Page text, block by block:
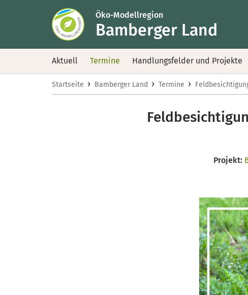
Öko-Modellregion
Bamberger Land
Aktuell Termine Handlungsfelder und Projekte
Startseite › Bamberger Land › Termine ›
Projekt: